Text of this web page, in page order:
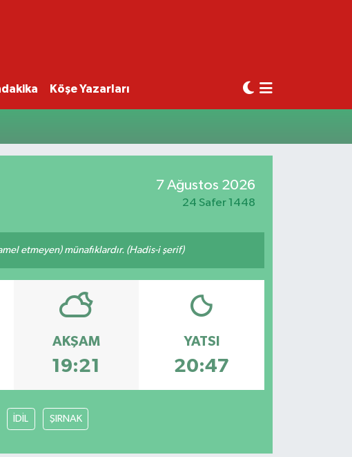
Köşe Yazarları
7 Ağustos 2026
24 Safer 1448
etmeyen) münafıklardır. (Hadis-i şerif)
AKŞAM
19:21
YATSI
20:47
İDİL ŞIRNAK